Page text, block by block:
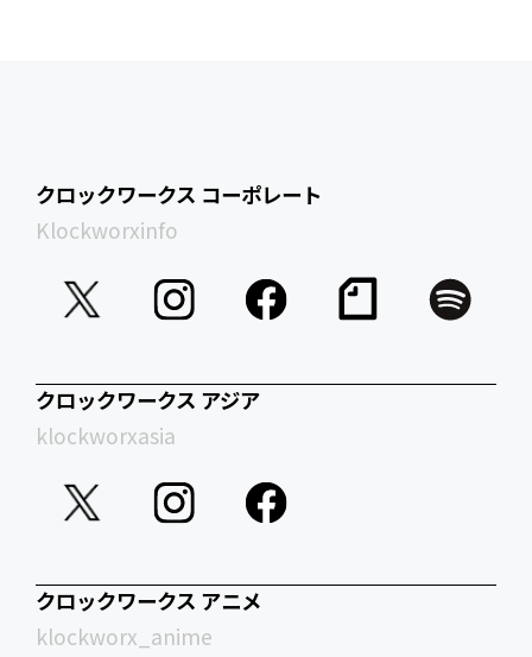
クロックワークス コーポレート
Klockworxinfo
クロックワークス アジア
klockworxasia
クロックワークス アニメ
klockworx_anime